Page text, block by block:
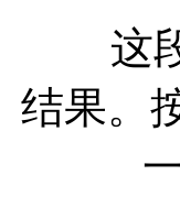
这段
结果。